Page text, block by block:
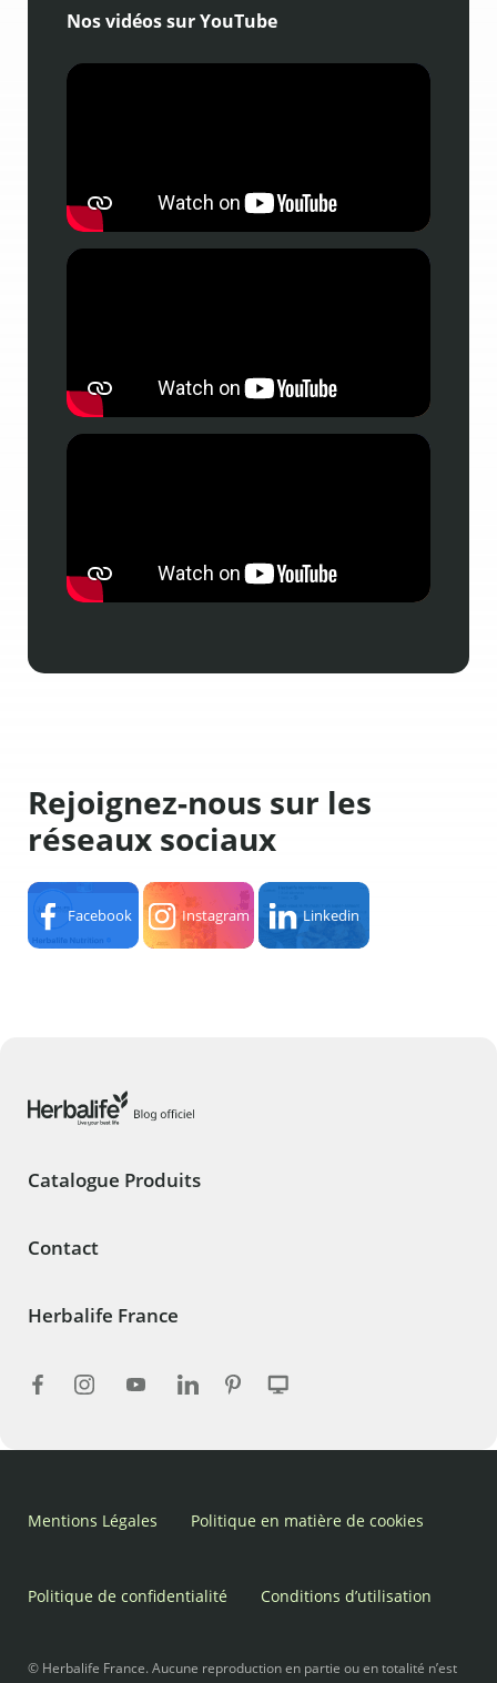
Nos vidéos sur YouTube
Rejoignez-nous sur les
réseaux sociaux
Facebook Instagram Linkedin
Catalogue Produits
Contact
Herbalife France
Mentions Légales Politique en matière de cookies
Politique de confidentialité Conditions d’utilisation
© Herbalife France. Aucune reproduction en partie ou en totalité n’est